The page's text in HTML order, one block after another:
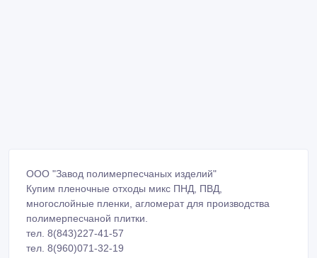
ООО "Завод полимерпесчаных изделий"
Купим пленочные отходы микс ПНД, ПВД,
многослойные пленки, агломерат для производства
полимерпесчаной плитки.
тел. 8(843)227-41-57
тел. 8(960)071-32-19